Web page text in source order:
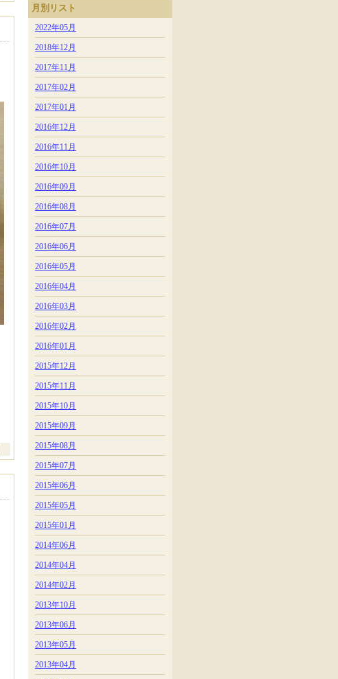
月別リスト
2022年05月
2018年12月
2017年11月
2017年02月
2017年01月
2016年12月
2016年11月
2016年10月
2016年09月
2016年08月
2016年07月
2016年06月
2016年05月
2016年04月
2016年03月
2016年02月
2016年01月
2015年12月
2015年11月
2015年10月
2015年09月
2015年08月
2015年07月
2015年06月
2015年05月
2015年01月
2014年06月
2014年04月
2014年02月
2013年10月
2013年06月
2013年05月
2013年04月